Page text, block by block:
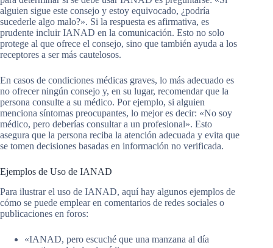
alguien sigue este consejo y estoy equivocado, ¿podría
sucederle algo malo?». Si la respuesta es afirmativa, es
prudente incluir IANAD en la comunicación. Esto no solo
protege al que ofrece el consejo, sino que también ayuda a los
receptores a ser más cautelosos.
En casos de condiciones médicas graves, lo más adecuado es
no ofrecer ningún consejo y, en su lugar, recomendar que la
persona consulte a su médico. Por ejemplo, si alguien
menciona síntomas preocupantes, lo mejor es decir: «No soy
médico, pero deberías consultar a un profesional». Esto
asegura que la persona reciba la atención adecuada y evita que
se tomen decisiones basadas en información no verificada.
Ejemplos de Uso de IANAD
Para ilustrar el uso de IANAD, aquí hay algunos ejemplos de
cómo se puede emplear en comentarios de redes sociales o
publicaciones en foros:
«IANAD, pero escuché que una manzana al día